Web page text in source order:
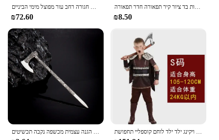
ויקינגים חגורה רחב עור מפוצל מימי הביניים Larp תלבושות שריון ערכת אבזר כבד חגורת סלטיק ליל כל הקדושים הבלטה חגורת למבוגרים
₪72.60
ויקינגס חם טלוויזיה פוסטר בית חדר הבית עיצוב סלון חדר שינה אסתטי אמנות בד ציור קיר תפאורה חדר תפאורה
₪8.50
בציר הנורדית מילות הקסם סלטיק קשר קרב צירים שיער מקל נשים אתני ויקינגים ענק גרזן סיכות הגנה עצמית מכשפה נקבה תכשיטים ליל כל הקדושים של הילדים שלב מופע מפגש ילד ויקינג ילד ילד לוחם קוספליי תחפושת